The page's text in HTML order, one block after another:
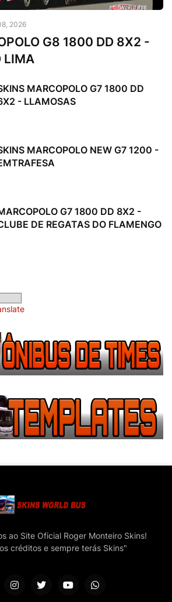
2026
G8 1800 DD 8X2 -
LIMA
MARCOPOLO G7 1800 DD
- LLAMOSAS
MARCOPOLO NEW G7 1200 -
G7 1800 DD 8X2 -
DE REGATAS DO FLAMENGO
ao Site Oficial Roger Monteiro Skins!
créditos e sempre terás Skins"